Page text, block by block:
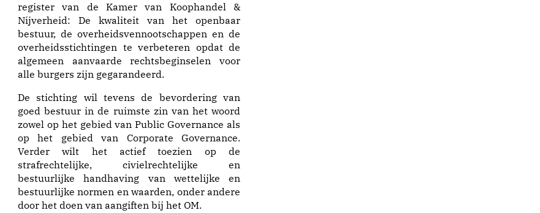
register van de Kamer van Koophandel &
Nijverheid: De kwaliteit van het openbaar
bestuur, de overheidsvennootschappen en de
overheidsstichtingen te verbeteren opdat de
algemeen aanvaarde rechtsbeginselen voor
alle burgers zijn gegarandeerd.
De stichting wil tevens de bevordering van
goed bestuur in de ruimste zin van het woord
zowel op het gebied van Public Governance als
op het gebied van Corporate Governance.
Verder wilt het actief toezien op de
strafrechtelijke, civielrechtelijke en
bestuurlijke handhaving van wettelijke en
bestuurlijke normen en waarden, onder andere
door het doen van aangiften bij het OM.